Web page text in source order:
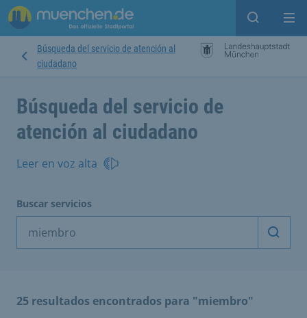
Open
Búsqueda del servicio de atención al
ciudadano
Búsqueda del servicio de
atención al ciudadano
Leer en voz alta
Buscar servicios
25 resultados encontrados para "miembro"